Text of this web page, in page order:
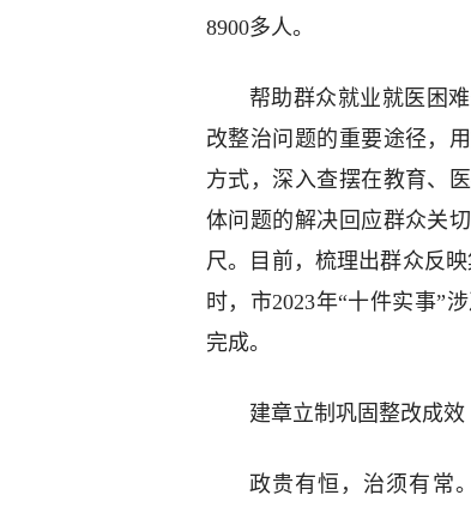
8900多人。
帮助群众就业就医困
改整治问题的重要途径，
方式，深入查摆在教育、
体问题的解决回应群众关
尺。目前，梳理出群众反
时，市2023年“十件实事”
完成。
建章立制巩固整改成效
政贵有恒，治须有常